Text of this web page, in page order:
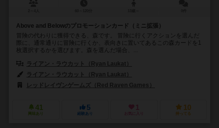
Above and Belowのプロモーションカード（ミニ拡張）
冒険の代わりに獲得できる、森です。 冒険に行くアクションを選んだ
際に、通常通りに冒険に行くか、表向きに置いてあるこの森カードを1
枚選択するかを選びます。森を選んだ場合、...
ライアン・ラウカット（Ryan Laukat）
ライアン・ラウカット（Ryan Laukat）
レッドレイヴンゲームズ（Red Raven Games）
41
興味あり
5
経験あり
1
お気に入り
10
持ってる